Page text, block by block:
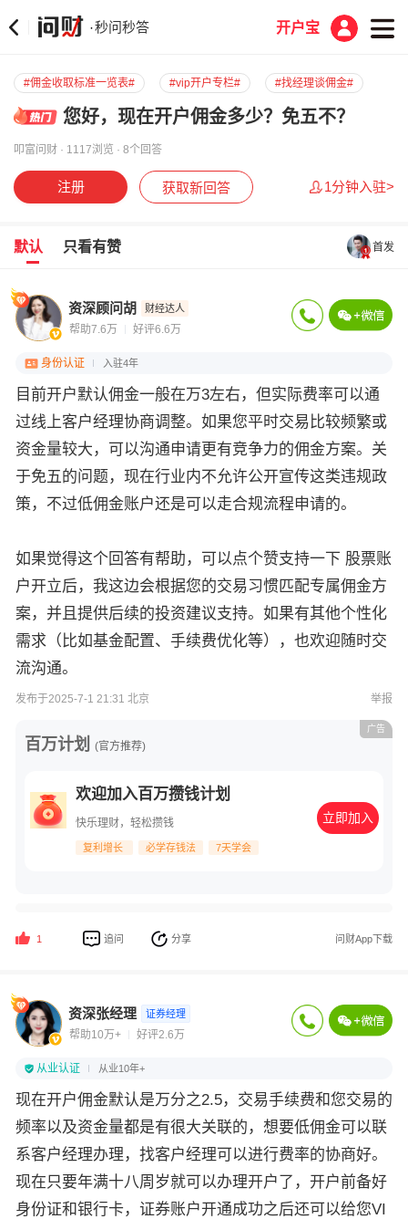
·秒问秒答 开户宝
#佣金收取标准一览表# #vip开户专栏# #找经理谈佣金#
您好，现在开户佣金多少？免五不？
叩富问财 · 1117浏览 · 8个回答
注册 获取新回答 1分钟入驻>
默认 只看有赞 首发
资深顾问胡 财经达人
帮助7.6万 好评6.6万
身份认证 入驻4年
目前开户默认佣金一般在万3左右，但实际费率可以通
过线上客户经理协商调整。如果您平时交易比较频繁或
资金量较大，可以沟通申请更有竞争力的佣金方案。关
于免五的问题，现在行业内不允许公开宣传这类违规政
策，不过低佣金账户还是可以走合规流程申请的。
如果觉得这个回答有帮助，可以点个赞支持一下 股票账
户开立后，我这边会根据您的交易习惯匹配专属佣金方
案，并且提供后续的投资建议支持。如果有其他个性化
需求（比如基金配置、手续费优化等），也欢迎随时交
流沟通。
发布于2025-7-1 21:31 北京 举报
百万计划 (官方推荐)
欢迎加入百万攒钱计划
快乐理财，轻松攒钱
复利增长 必学存钱法 7天学会
立即加入
广告
1 追问 分享 问财App下载
资深张经理 证券经理
帮助10万+ 好评2.6万
从业认证 从业10年+
现在开户佣金默认是万分之2.5，交易手续费和您交易的
频率以及资金量都是有很大关联的，想要低佣金可以联
系客户经理办理，找客户经理可以进行费率的协商好。
现在只要年满十八周岁就可以办理开户了，开户前备好
身份证和银行卡，证券账户开通成功之后还可以给您VI